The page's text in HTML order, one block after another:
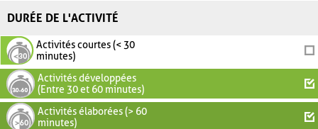
DURÉE DE L'ACTIVITÉ
Activités courtes (< 30
minutes)
Activités développées
(Entre 30 et 60 minutes)
Activités élaborées (> 60
minutes)